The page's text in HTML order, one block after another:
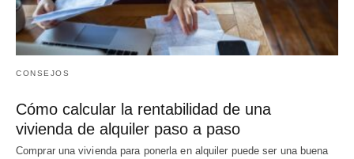
CONSEJOS
Cómo calcular la rentabilidad de una
vivienda de alquiler paso a paso
Comprar una vivienda para ponerla en alquiler puede ser una buena